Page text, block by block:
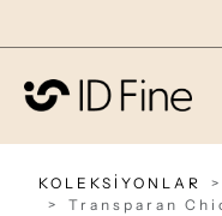
KOLEKSİYONLAR
Transparan